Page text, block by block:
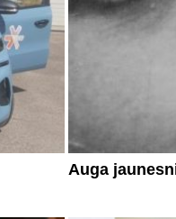
Auga